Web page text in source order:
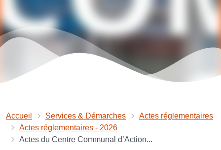
Accueil Services & Démarches
Actes réglementaires
Actes réglementaires - 2026
Actes du Centre Communal d’Action...